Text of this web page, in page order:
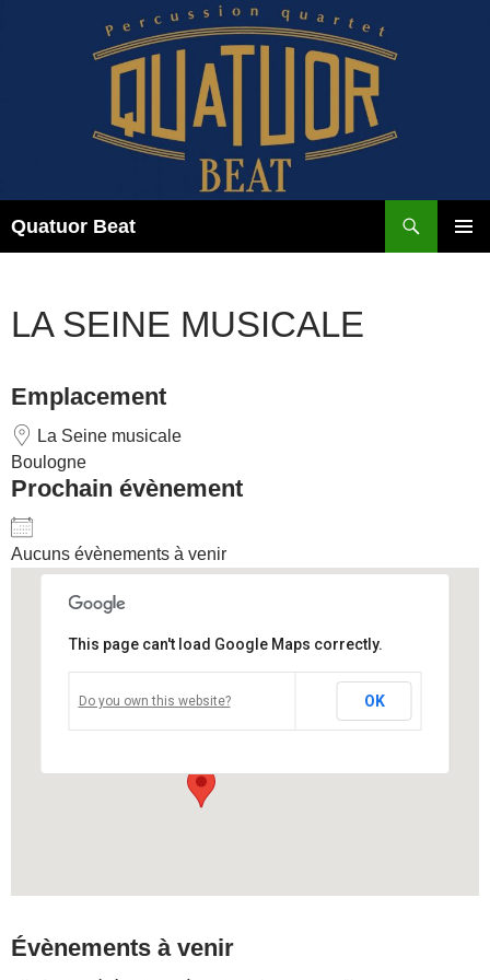
Quatuor Beat
LA SEINE MUSICALE
Emplacement
La Seine musicale
Boulogne
Prochain évènement
Aucuns évènements à venir
Voir Évènements
This page can't load Google Maps correctly.
Do you own this website? OK
Évènements à venir